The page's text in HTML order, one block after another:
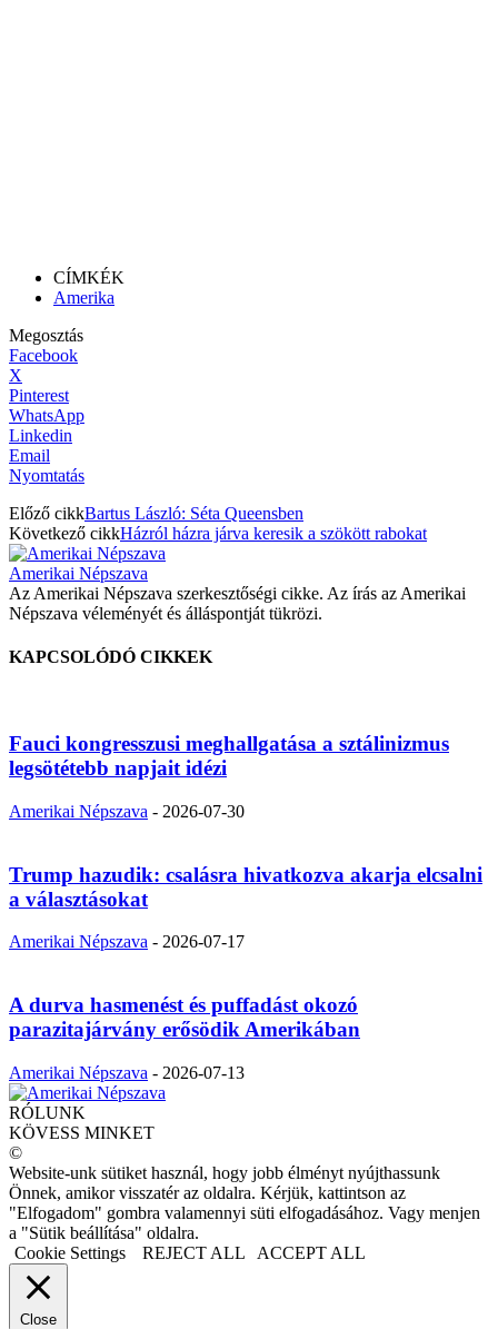
CÍMKÉK
Amerika
Megosztás
Facebook
X
Pinterest
WhatsApp
Linkedin
Email
Nyomtatás
Előző cikkBartus László: Séta Queensben
Következő cikkHázról házra járva keresik a szökött rabokat
Amerikai Népszava
Az Amerikai Népszava szerkesztőségi cikke. Az írás az Amerikai
Népszava véleményét és álláspontját tükrözi.
KAPCSOLÓDÓ CIKKEK
Fauci kongresszusi meghallgatása a sztálinizmus
legsötétebb napjait idézi
Amerikai Népszava - 2026-07-30
Trump hazudik: csalásra hivatkozva akarja elcsalni
a választásokat
Amerikai Népszava - 2026-07-17
A durva hasmenést és puffadást okozó
parazitajárvány erősödik Amerikában
Amerikai Népszava - 2026-07-13
RÓLUNK
KÖVESS MINKET
©
Website-unk sütiket használ, hogy jobb élményt nyújthassunk
Önnek, amikor visszatér az oldalra. Kérjük, kattintson az
"Elfogadom" gombra valamennyi süti elfogadásához. Vagy menjen
a "Sütik beállítása" oldalra.
Cookie Settings
REJECT ALL ACCEPT ALL
Close